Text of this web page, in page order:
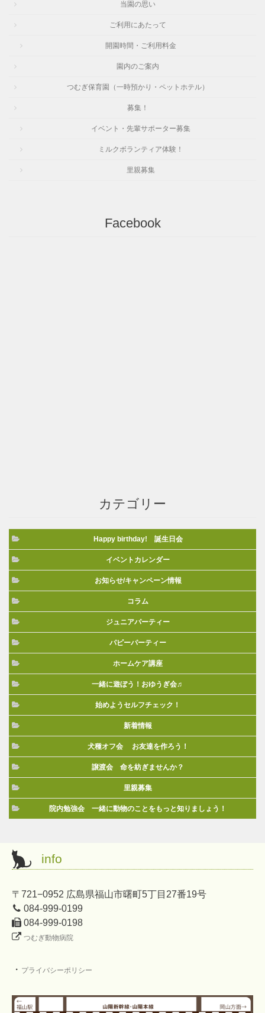
当園の思い
ご利用にあたって
開園時間・ご利用料金
園内のご案内
つむぎ保育園（一時預かり・ペットホテル）
募集！
イベント・先輩サポーター募集
ミルクボランティア体験！
里親募集
Facebook
カテゴリー
Happy birthday! 誕生日会
イベントカレンダー
お知らせ/キャンペーン情報
コラム
ジュニアパーティー
パピーパーティー
ホームケア講座
一緒に遊ぼう！おゆうぎ会♬
始めようセルフチェック！
新着情報
犬種オフ会 お友達を作ろう！
譲渡会 命を紡ぎませんか？
里親募集
院内勉強会 一緒に動物のことをもっと知りましょう！
info
〒721−0952 広島県福山市曙町5丁目27番19号
084-999-0199
084-999-0198
つむぎ動物病院
・ プライバシーポリシー